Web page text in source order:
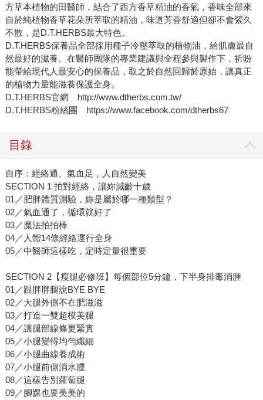
方草本植物的田醫師，結合了西方香草精油的香氣，香味全部來
自於純植物香草花朵所萃取的精油，味道芳香舒適但卻不會縈久
不散，是D.T.HERBS最大特色。
D.T.HERBS保養品全部採用種子冷壓萃取的植物油，給肌膚最自
然最好的滋養。在醫師團隊的專業建議與全程參與製作下，祈盼
能帶給現代人最安心的保養品，取之於自然回歸於原始，讓真正
的植物力量能滋養保護全身。
D.T.HERBS官網 http://www.dtherbs.com.tw/
D.T.HERBS粉絲團 https://www.facebook.com/dtherbs67
目錄
自序：經絡通、氣血足，人自然變美
SECTION 1 拍對經絡，讓妳減齡十歲
01／肥胖體質測驗，妳是屬於哪一種類型？
02／氣血通了，循環就好了
03／魔法拍拍棒
04／人體14條經絡運行全身
05／中醫師這樣吃，定時定量很重要
SECTION 2【瘦腿必修班】每個部位5分鐘，下半身排毒消腫
01／跟胖胖腿說BYE BYE
02／大腿外側不在肥滋滋
03／打造一雙超模美腿
04／讓腿部線條更緊實
05／小腿變得均勻纖細
06／小腿曲線養成術
07／小腿前側消水腫
08／這樣告別蘿蔔腿
09／腳踝也要美美的